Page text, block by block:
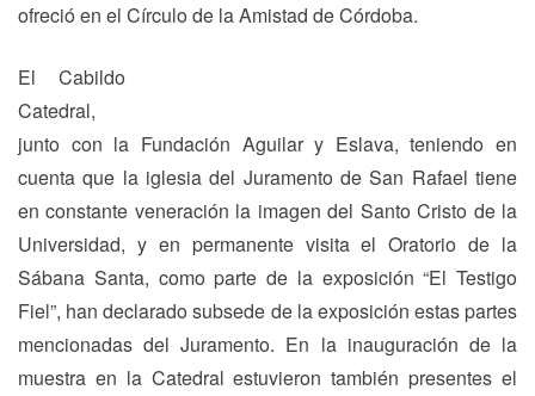
ofreció en el Círculo de la Amistad de Córdoba.
El Cabildo
Catedral,
junto con la Fundación Aguilar y Eslava, teniendo en
cuenta que la iglesia del Juramento de San Rafael tiene
en constante veneración la imagen del Santo Cristo de la
Universidad, y en permanente visita el Oratorio de la
Sábana Santa, como parte de la exposición “El Testigo
Fiel”, han declarado subsede de la exposición estas partes
mencionadas del Juramento. En la inauguración de la
muestra en la Catedral estuvieron también presentes el